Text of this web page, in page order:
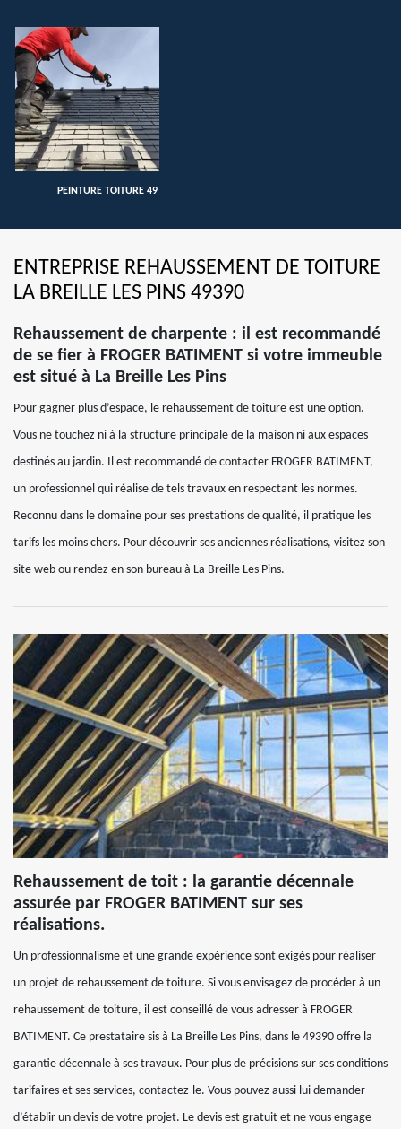
PEINTURE TOITURE 49
ENTREPRISE REHAUSSEMENT DE TOITURE
LA BREILLE LES PINS 49390
Rehaussement de charpente : il est recommandé
de se fier à FROGER BATIMENT si votre immeuble
est situé à La Breille Les Pins
Pour gagner plus d’espace, le rehaussement de toiture est une option.
Vous ne touchez ni à la structure principale de la maison ni aux espaces
destinés au jardin. Il est recommandé de contacter FROGER BATIMENT,
un professionnel qui réalise de tels travaux en respectant les normes.
Reconnu dans le domaine pour ses prestations de qualité, il pratique les
tarifs les moins chers. Pour découvrir ses anciennes réalisations, visitez son
site web ou rendez en son bureau à La Breille Les Pins.
Rehaussement de toit : la garantie décennale
assurée par FROGER BATIMENT sur ses
réalisations.
Un professionnalisme et une grande expérience sont exigés pour réaliser
un projet de rehaussement de toiture. Si vous envisagez de procéder à un
rehaussement de toiture, il est conseillé de vous adresser à FROGER
BATIMENT. Ce prestataire sis à La Breille Les Pins, dans le 49390 offre la
garantie décennale à ses travaux. Pour plus de précisions sur ses conditions
tarifaires et ses services, contactez-le. Vous pouvez aussi lui demander
d’établir un devis de votre projet. Le devis est gratuit et ne vous engage